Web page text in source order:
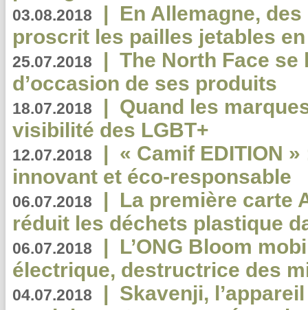
03.08.2018 | En Allemagne,
proscrit les pailles jetables
25.07.2018 | The North Face se
d’occasion de ses produits
18.07.2018 | Quand les
visibilité des LGBT+
12.07.2018 | « Camif EDITION
innovant et éco-responsable
06.07.2018 | La première carte
réduit les déchets plastique
06.07.2018 | L’ONG Bloom
électrique, destructrice des
04.07.2018 | Skavenji,